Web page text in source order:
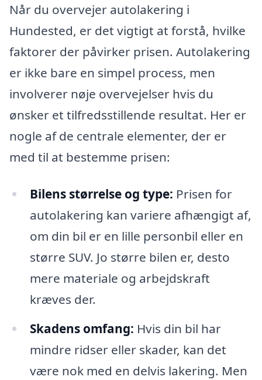
Når du overvejer autolakering i
Hundested, er det vigtigt at forstå, hvilke
faktorer der påvirker prisen. Autolakering
er ikke bare en simpel process, men
involverer nøje overvejelser hvis du
ønsker et tilfredsstillende resultat. Her er
nogle af de centrale elementer, der er
med til at bestemme prisen:
Bilens størrelse og type: Prisen for
autolakering kan variere afhængigt af,
om din bil er en lille personbil eller en
større SUV. Jo større bilen er, desto
mere materiale og arbejdskraft
kræves der.
Skadens omfang: Hvis din bil har
mindre ridser eller skader, kan det
være nok med en delvis lakering. Men